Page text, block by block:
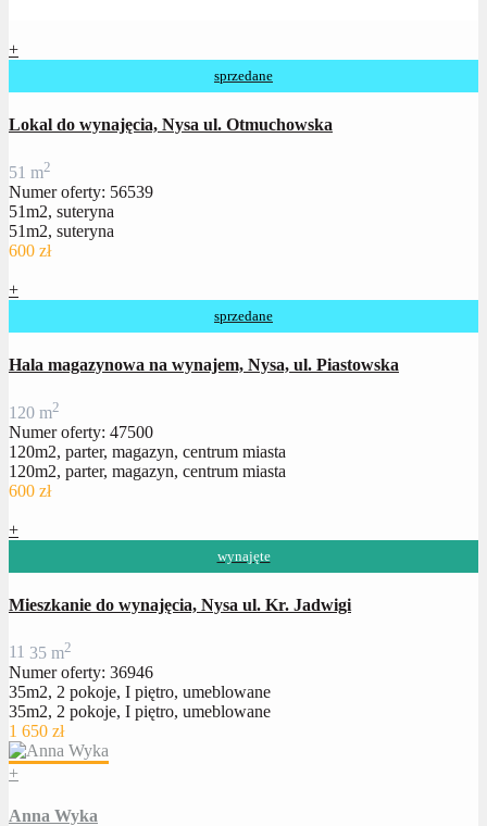
+
sprzedane
Lokal do wynajęcia, Nysa ul. Otmuchowska
51 m2
Numer oferty: 56539
51m2, suteryna
51m2, suteryna
600 zł
+
sprzedane
Hala magazynowa na wynajem, Nysa, ul. Piastowska
120 m2
Numer oferty: 47500
120m2, parter, magazyn, centrum miasta
120m2, parter, magazyn, centrum miasta
600 zł
+
wynajęte
Mieszkanie do wynajęcia, Nysa ul. Kr. Jadwigi
11 35 m2
Numer oferty: 36946
35m2, 2 pokoje, I piętro, umeblowane
35m2, 2 pokoje, I piętro, umeblowane
1 650 zł
+
Anna Wyka